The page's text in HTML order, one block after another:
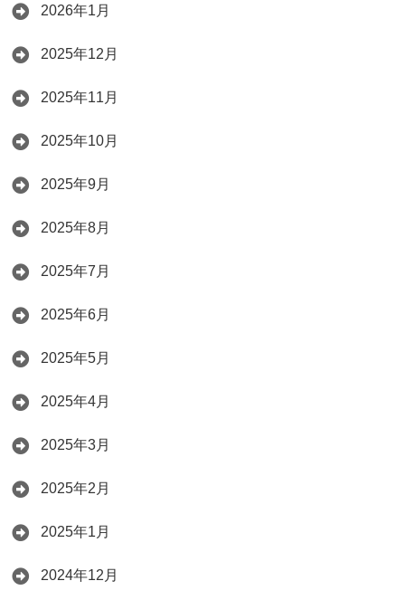
2026年1月
2025年12月
2025年11月
2025年10月
2025年9月
2025年8月
2025年7月
2025年6月
2025年5月
2025年4月
2025年3月
2025年2月
2025年1月
2024年12月